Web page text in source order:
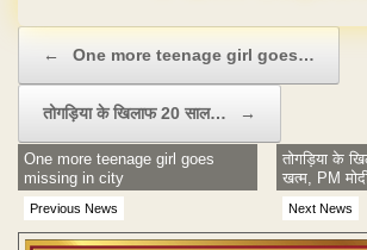
← One more teenage girl goes…
तोगड़िया के खिलाफ 20 साल… →
Previous News
One more teenage girl goes
missing in city
Next News
तोगड़िया के
खत्म, PM